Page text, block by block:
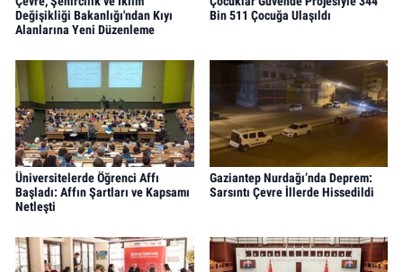
Değişikliği Bakanlığı'ndan Kıyı
Alanlarına Yeni Düzenleme
Bin 511 Çocuğa Ulaşıldı
Üniversitelerde Öğrenci Affı
Başladı: Affın Şartları ve Kapsamı
Netleşti
Gaziantep Nurdağı’nda Deprem:
Sarsıntı Çevre İllerde Hissedildi